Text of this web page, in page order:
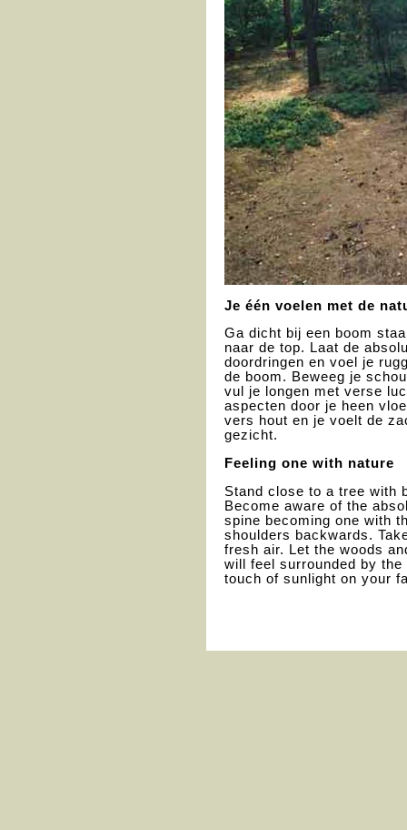
Je één voelen met de
Ga dicht bij een boom
naar de top. Laat de
doordringen en voel je
de boom. Beweeg je
vul je longen met verse
aspecten door je heen
vers hout en je voelt de
gezicht.
Feeling one with nature
Stand close to a tree with
Become aware of the
spine becoming one with
shoulders backwards.
fresh air. Let the woods
will feel surrounded by
touch of sunlight on your